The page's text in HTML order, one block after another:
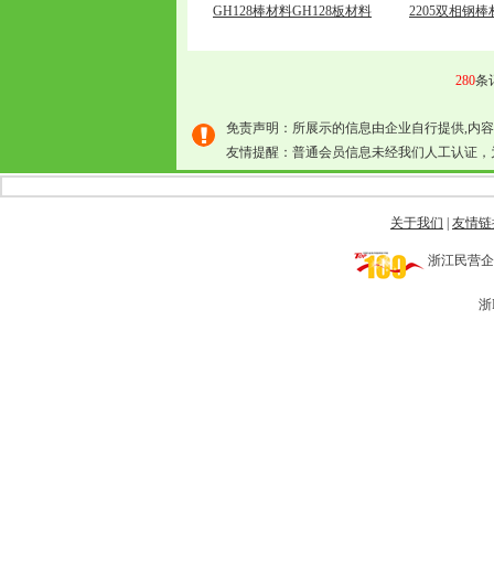
GH128棒材料GH128板材料 2205双相钢棒
280条
免责声明：所展示的信息由企业自行提供,内
友情提醒：普通会员信息未经我们人工认证
关于我们 友情
浙江民营
浙